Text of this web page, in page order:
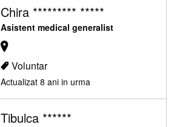
Chira ********* *****
Asistent medical generalist
Voluntar
Actualizat 8 ani in urma
Tibulca ******